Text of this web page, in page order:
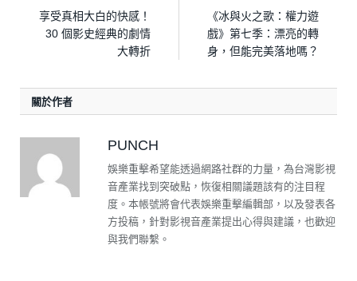
享受真相大白的快感！
30 個影史經典的劇情
大轉折
《冰與火之歌：權力遊
戲》第七季：漂亮的轉
身，但能完美落地嗎？
關於作者
PUNCH
娛樂重擊希望能透過網路社群的力量，為台灣影視
音產業找到突破點，恢復相關議題該有的注目程
度。本帳號將會代表娛樂重擊編輯部，以及發表各
方投稿，針對影視音產業提出心得與建議，也歡迎
與我們聯繫。